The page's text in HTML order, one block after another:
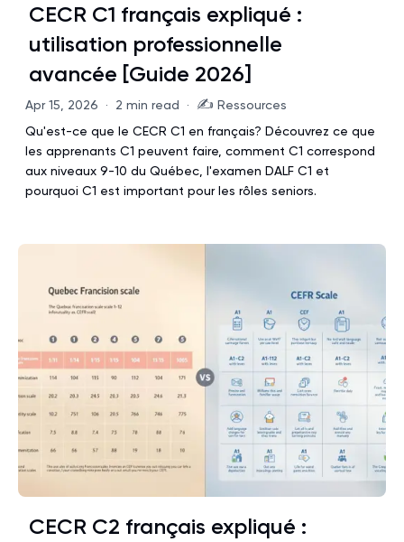
CECR C1 français expliqué :
utilisation professionnelle
avancée [Guide 2026]
Apr 15, 2026 · 2 min read · ✍️ Ressources
Qu'est-ce que le CECR C1 en français? Découvrez ce que
les apprenants C1 peuvent faire, comment C1 correspond
aux niveaux 9-10 du Québec, l'examen DALF C1 et
pourquoi C1 est important pour les rôles seniors.
CECR C2 français expliqué :